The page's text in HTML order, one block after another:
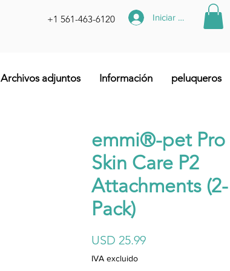
+1 561-463-6120 Iniciar sesión
Archivos adjuntos Información peluqueros
emmi®-pet Pro
Skin Care P2
Attachments (2-
Pack)
USD 25.99Precio
IVA excluido